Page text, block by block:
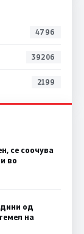
4796
39206
2199
се соочува
во
од
на